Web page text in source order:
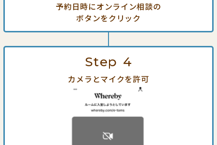
予約日時にオンライン相談の
ボタンをクリック
Step 4
カメラとマイクを許可